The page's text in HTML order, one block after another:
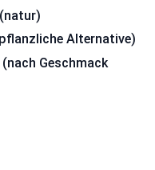
Alternative)
Geschmack